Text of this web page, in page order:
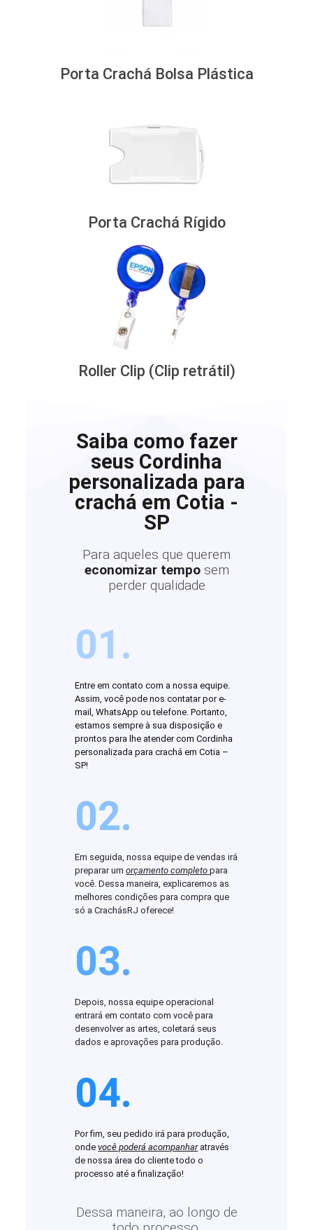
Porta Crachá Bolsa Plástica
Porta Crachá Rígido
Roller Clip (Clip retrátil)
Saiba como fazer
seus Cordinha
personalizada para
crachá em Cotia -
SP
Para aqueles que querem
economizar tempo sem
perder qualidade
01.
Entre em contato com a nossa equipe.
Assim, você pode nos contatar por e-
mail, WhatsApp ou telefone. Portanto,
estamos sempre à sua disposição e
prontos para lhe atender com Cordinha
personalizada para crachá em Cotia –
SP!
02.
Em seguida, nossa equipe de vendas irá
preparar umorçamento completopara
você. Dessa maneira, explicaremos as
melhores condições para compra que
só a CrachásRJ oferece!
03.
Depois, nossa equipe operacional
entrará em contato com você para
desenvolver as artes, coletará seus
dados e aprovações para produção.
04.
Por fim, seu pedido irá para produção,
ondevocê poderá acompanharatravés
de nossa área do cliente todo o
processo até a finalização!
Dessa maneira, ao longo de